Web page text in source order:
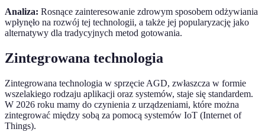
Analiza: Rosnące zainteresowanie zdrowym sposobem odżywiania
wpłynęło na rozwój tej technologii, a także jej popularyzację jako
alternatywy dla tradycyjnych metod gotowania.
Zintegrowana technologia
Zintegrowana technologia w sprzęcie AGD, zwłaszcza w formie
wszelakiego rodzaju aplikacji oraz systemów, staje się standardem.
W 2026 roku mamy do czynienia z urządzeniami, które można
zintegrować między sobą za pomocą systemów IoT (Internet of
Things).